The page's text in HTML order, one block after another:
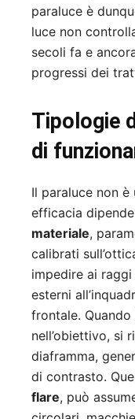
paraluce è
luce non
secoli fa e
progressi dei
Tipologie
di
Il paraluce non è
efficacia
materiale,
calibrati
impedire ai
esterni
frontale.
nell’obiettivo, si
diaframma,
di contrasto.
flare, può